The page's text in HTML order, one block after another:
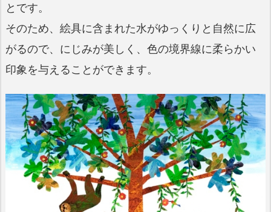
とです。
そのため、絵具に含まれた水がゆっくりと自然に広
がるので、にじみが美しく、色の境界線に柔らかい
印象を与えることができます。